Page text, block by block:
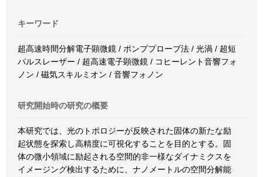
キーワード
超高速時間分解電子顕微鏡 / ポンププローブ法 / 光渦 / 超短
パルスレーザー / 超高速電子顕微鏡 / コヒーレント音響フォ
ノン / 磁気スキルミオン / 音響フォノン
研究開始時の研究の概要
本研究では、光のトポロジーが反映された固体の新たな励
起状態を探索し高精度に可視化することを目的とする。固
体の微小領域に励起される空間的非一様なダイナミクスを
イメージング検出するために、ナノメートルの空間分解能